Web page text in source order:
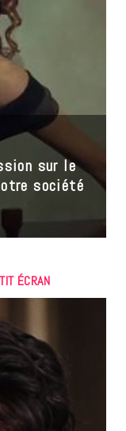
sur le
société
ÉCRAN